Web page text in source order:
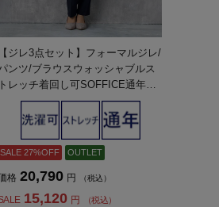
【ジレ3点セット】フォーマルジレ/
ンツ/ブラウスウォッシャブルス
トレッチ着回し可SOFFICE通年礼
服【レディース】
SALE 27%OFF OUTLET
格 20,790 円 （税込）
15,120 円 （税込）